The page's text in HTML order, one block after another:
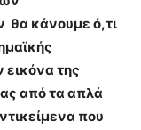
θα κάνουμε ό,τι
εικόνα της
από τα απλά
που